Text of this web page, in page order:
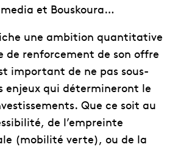
et Bouskoura…
une ambition quantitative
renforcement de son offre
important de ne pas sous-
enjeux qui détermineront le
Que ce soit au
de l’empreinte
(mobilité verte), ou de la